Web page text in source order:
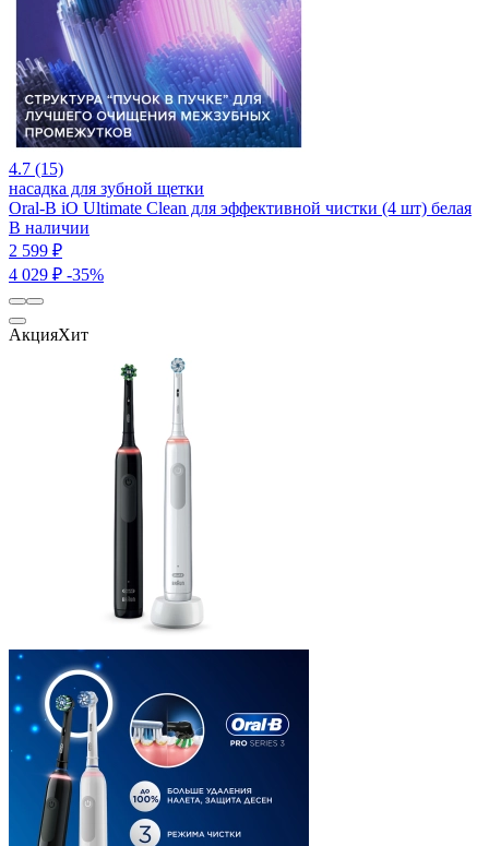
4.7 (15)
насадка для зубной щетки
Oral-B iO Ultimate Clean для эффективной чистки (4 шт) белая
В наличии
2 599 ₽
4 029 ₽ -35%
АкцияХит